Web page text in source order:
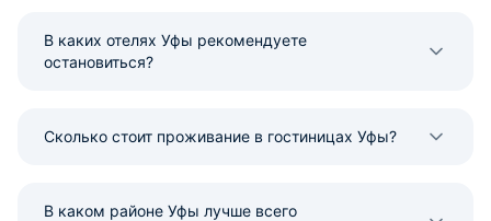
В каких отелях Уфы рекомендуете
остановиться?
Сколько стоит проживание в гостиницах Уфы?
В каком районе Уфы лучше всего